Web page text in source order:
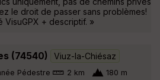
le droit de passer sans problèmes!
+ descriptif. »
(74540) Viuz-la-Chiésaz
Pédestre 2 km 180 m